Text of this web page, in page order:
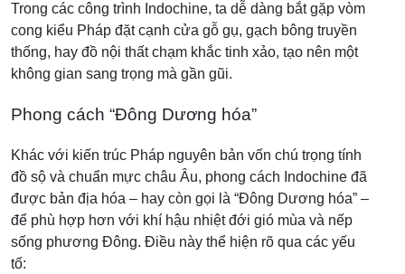
Trong các công trình Indochine, ta dễ dàng bắt gặp vòm
cong kiểu Pháp đặt cạnh cửa gỗ gụ, gạch bông truyền
thống, hay đồ nội thất chạm khắc tinh xảo, tạo nên một
không gian sang trọng mà gần gũi.
Phong cách “Đông Dương hóa”
Khác với kiến trúc Pháp nguyên bản vốn chú trọng tính
đồ sộ và chuẩn mực châu Âu, phong cách Indochine đã
được bản địa hóa – hay còn gọi là “Đông Dương hóa” –
để phù hợp hơn với khí hậu nhiệt đới gió mùa và nếp
sống phương Đông. Điều này thể hiện rõ qua các yếu
tố: